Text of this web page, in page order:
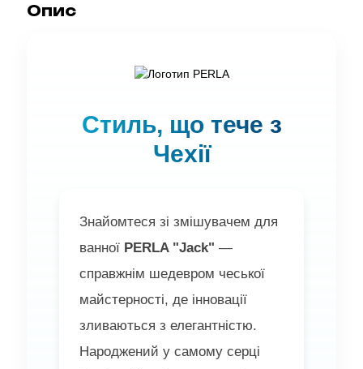
Опис
Стиль, що тече з
Чехії
Знайомтеся зі змішувачем для
ванної PERLA "Jack" —
справжнім шедевром чеської
майстерності, де інновації
зливаються з елегантністю.
Народжений у самому серці